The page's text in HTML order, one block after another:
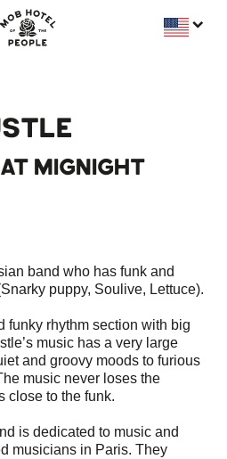
MIGNIGHT
band who has funk and
puppy, Soulive, Lettuce).
funky rhythm section with big
music has a very large
and groovy moods to furious
music never loses the
close to the funk.
is dedicated to music and
musicians in Paris. They